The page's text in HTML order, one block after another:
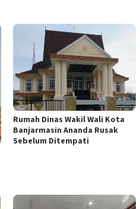
Rumah Dinas Wakil Wali Kota
Banjarmasin Ananda Rusak
Sebelum Ditempati